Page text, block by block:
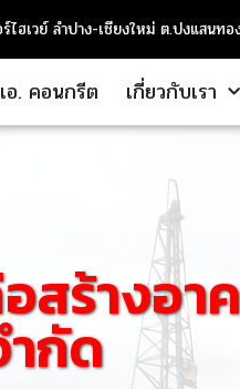
ไฮเวย์ ลำปาง-เชียงใหม่ ต.ปงแสนทอ
อ. คอนกรีต เกี่ยวกับเรา
อสร้างอ
ำกัด